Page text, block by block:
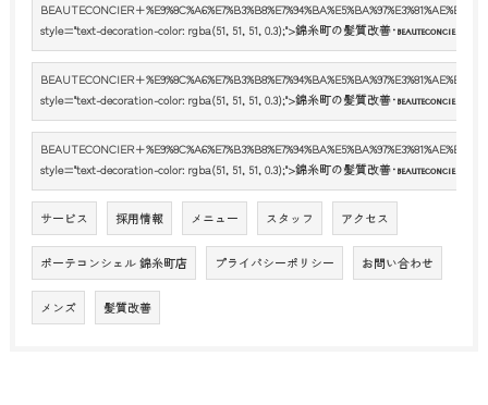
style="text-decoration-color: rgba(51, 51, 51, 0.3);">錦糸町の髪質改善･BEAUTECONCIER
style="text-decoration-color: rgba(51, 51, 51, 0.3);">錦糸町の髪質改善･BEAUTECONCIER
style="text-decoration-color: rgba(51, 51, 51, 0.3);">錦糸町の髪質改善･BEAUTECONCIER
サービス 採用情報 メニュー スタッフ アクセス
ボーテコンシェル 錦糸町店 プライバシーポリシー お問い合わせ
メンズ 髪質改善